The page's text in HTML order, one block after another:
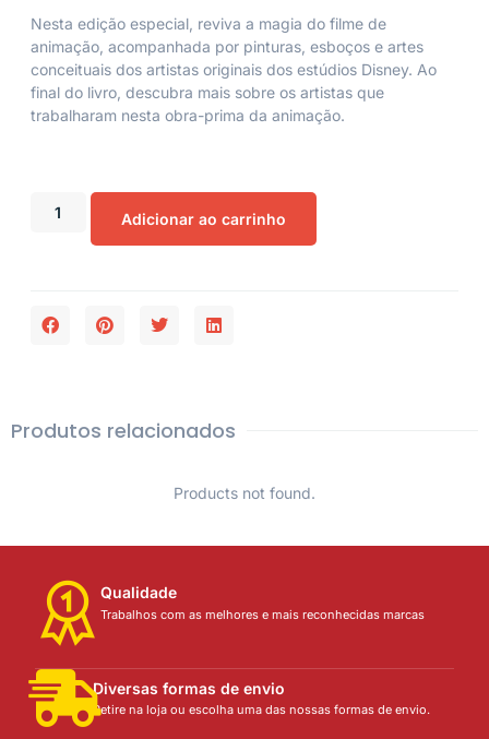
Nesta edição especial, reviva a magia do filme de
animação, acompanhada por pinturas, esboços e artes
conceituais dos artistas originais dos estúdios Disney. Ao
final do livro, descubra mais sobre os artistas que
trabalharam nesta obra-prima da animação.
Adicionar ao carrinho
Produtos relacionados
Products not found.
Qualidade
Trabalhos com as melhores e mais reconhecidas marcas
Diversas formas de envio
Retire na loja ou escolha uma das nossas formas de envio.